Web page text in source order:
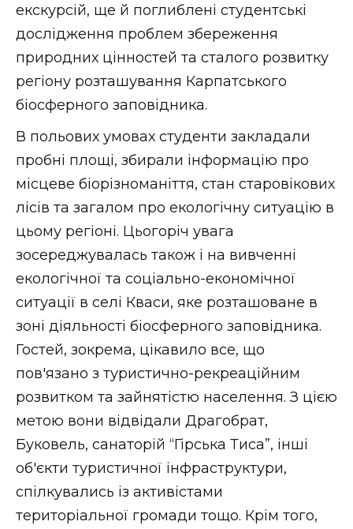
екскурсій, ще й поглиблені студентські
дослідження проблем збереження
природних цінностей та сталого розвитку
регіону розташування Карпатського
біосферного заповідника.
В польових умовах студенти закладали
пробні площі, збирали інформацію про
місцеве біорізноманіття, стан старовікових
лісів та загалом про екологічну ситуацію в
цьому регіоні. Цьогоріч увага
зосереджувалась також і на вивченні
екологічної та соціально-економічної
ситуації в селі Кваси, яке розташоване в
зоні діяльності біосферного заповідника.
Гостей, зокрема, цікавило все, що
пов'язано з туристично-рекреаційним
розвитком та зайнятістю населення. З цією
метою вони відвідали Драгобрат,
Буковель, санаторій “Гірська Тиса”, інші
об'єкти туристичної інфраструктури,
спілкувались із активістами
територіальної громади тощо. Крім того,